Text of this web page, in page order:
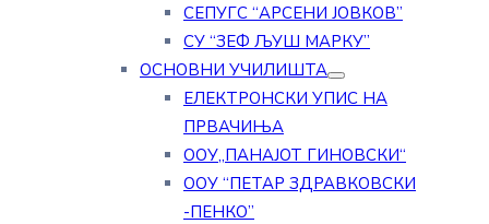
СЕПУГС “АРСЕНИ ЈОВКОВ”
СУ “ЗЕФ ЉУШ МАРКУ”
ОСНОВНИ УЧИЛИШТА
ЕЛЕКТРОНСКИ УПИС НА
ПРВАЧИЊА
ООУ„ПАНАЈОТ ГИНОВСКИ“
ООУ “ПЕТАР ЗДРАВКОВСКИ
-ПЕНКО”